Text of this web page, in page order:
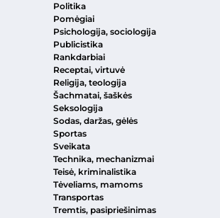
Politika
Pomėgiai
Psichologija, sociologija
Publicistika
Rankdarbiai
Receptai, virtuvė
Religija, teologija
Šachmatai, šaškės
Seksologija
Sodas, daržas, gėlės
Sportas
Sveikata
Technika, mechanizmai
Teisė, kriminalistika
Tėveliams, mamoms
Transportas
Tremtis, pasipriešinimas